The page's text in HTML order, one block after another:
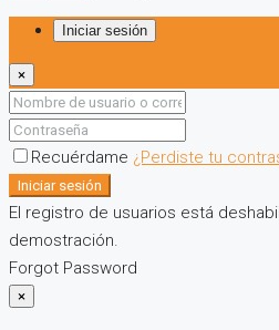
Iniciar sesión
×
Recuérdame ¿Perdiste tu
Iniciar sesión
El registro de usuarios está
demostración.
Forgot Password
×